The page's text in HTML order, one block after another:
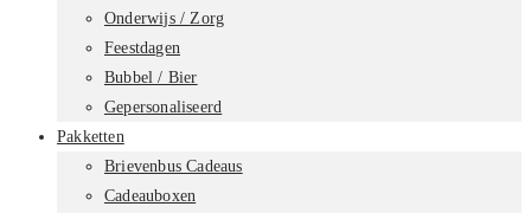
Onderwijs / Zorg
Feestdagen
Bubbel / Bier
Gepersonaliseerd
Pakketten
Brievenbus Cadeaus
Cadeauboxen